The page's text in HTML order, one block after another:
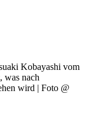
Kobayashi vom
was nach
wird | Foto @